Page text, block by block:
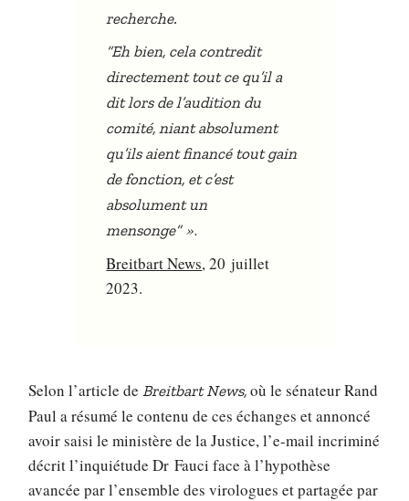
recherche.
“Eh bien, cela contredit
directement tout ce qu’il a
dit lors de l’audition du
comité, niant absolument
qu’ils aient financé tout gain
de fonction, et c’est
absolument un
mensonge”».
Breitbart News, 20 juillet
2023.
Selon l’article deBreitbart News, où le sénateur Rand
Paul a résumé le contenu de ces échanges et annoncé
avoir saisi le ministère de la Justice, l’e-mail incriminé
décrit l’inquiétude Dr Fauci face à l’hypothèse
avancée par l’ensemble des virologues et partagée par